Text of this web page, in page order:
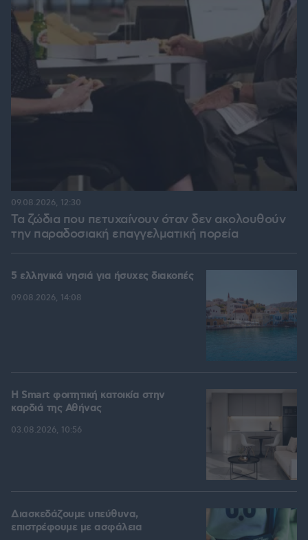
Τα ζώδια που πετυχαίνουν όταν δεν ακολουθούν
την παραδοσιακή επαγγελματική πορεία
09.08.2026, 12:30
5 ελληνικά νησιά για ήσυχες διακοπές
09.08.2026, 14:08
Η Smart φοιτητική κατοικία στην
καρδιά της Αθήνας
03.08.2026, 10:56
Διασκεδάζουμε υπεύθυνα,
επιστρέφουμε με ασφάλεια